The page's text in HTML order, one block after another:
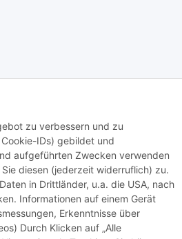
zu verbessern und zu
IDs) gebildet und
aufgeführten Zwecken verwenden
diesen (jederzeit widerruflich) zu.
in Drittländer, u.a. die USA, nach
Informationen auf einem Gerät
Erkenntnisse über
Durch Klicken auf „Alle